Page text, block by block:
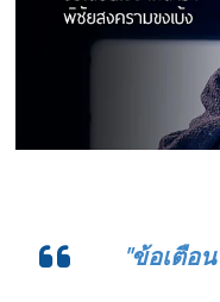
"ข้อเตือ